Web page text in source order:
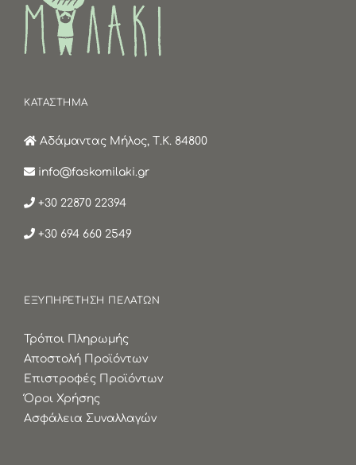
ΚΑΤΑΣΤΗΜΑ
Αδάμαντας Μήλος, Τ.Κ. 84800
info@faskomilaki.gr
+30 22870 22394
+30 694 660 2549
ΕΞΥΠΗΡΕΤΗΣΗ ΠΕΛΑΤΩΝ
Τρόποι Πληρωμής
Αποστολή Προϊόντων
Επιστροφές Προϊόντων
Όροι Χρήσης
Ασφάλεια Συναλλαγών